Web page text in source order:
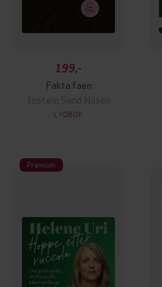
199,-
Fakta faen
Jostein Sand Nilsen
LYDBOK
Premium